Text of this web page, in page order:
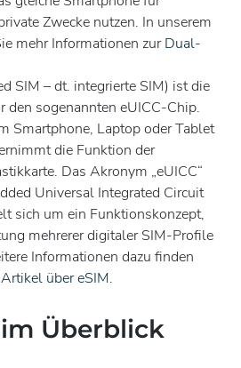
Zwecke nutzen. In unserem
mehr Informationen zurDual-
SIM – dt. integrierte SIM) ist die
den sogenannten eUICC-Chip.
Smartphone, Laptop oder Tablet
die Funktion der
Das Akronym „eUICC“
Universal Integrated Circuit
sich um ein Funktionskonzept,
mehrerer digitaler SIM-Profile
Informationen dazu finden
Artikel über eSIM.
Überblick